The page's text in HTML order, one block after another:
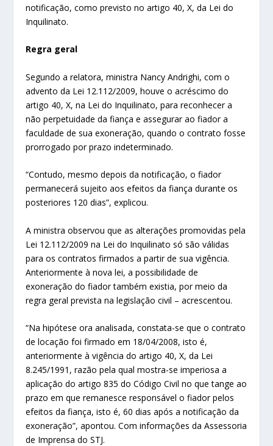
notificação, como previsto no artigo 40, X, da Lei do
Inquilinato.
Regra geral
Segundo a relatora, ministra Nancy Andrighi, com o
advento da Lei 12.112/2009, houve o acréscimo do
artigo 40, X, na Lei do Inquilinato, para reconhecer a
não perpetuidade da fiança e assegurar ao fiador a
faculdade de sua exoneração, quando o contrato fosse
prorrogado por prazo indeterminado.
“Contudo, mesmo depois da notificação, o fiador
permanecerá sujeito aos efeitos da fiança durante os
posteriores 120 dias”, explicou.
A ministra observou que as alterações promovidas pela
Lei 12.112/2009 na Lei do Inquilinato só são válidas
para os contratos firmados a partir de sua vigência.
Anteriormente à nova lei, a possibilidade de
exoneração do fiador também existia, por meio da
regra geral prevista na legislação civil – acrescentou.
“Na hipótese ora analisada, constata-se que o contrato
de locação foi firmado em 18/04/2008, isto é,
anteriormente à vigência do artigo 40, X, da Lei
8.245/1991, razão pela qual mostra-se imperiosa a
aplicação do artigo 835 do Código Civil no que tange ao
prazo em que remanesce responsável o fiador pelos
efeitos da fiança, isto é, 60 dias após a notificação da
exoneração”, apontou. Com informações da Assessoria
de Imprensa do STJ.